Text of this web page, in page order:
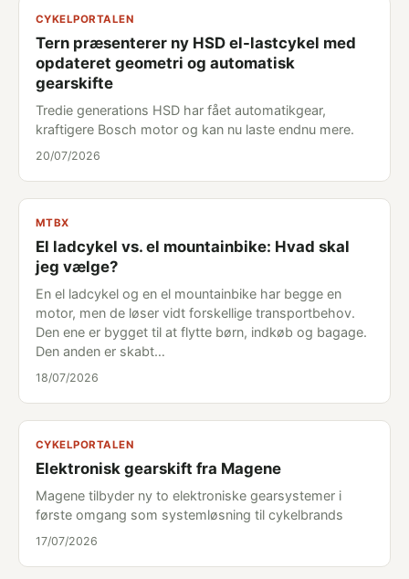
CYKELPORTALEN
Tern præsenterer ny HSD el-lastcykel med
opdateret geometri og automatisk
gearskifte
Tredie generations HSD har fået automatikgear,
kraftigere Bosch motor og kan nu laste endnu mere.
20/07/2026
MTBX
El ladcykel vs. el mountainbike: Hvad skal
jeg vælge?
En el ladcykel og en el mountainbike har begge en
motor, men de løser vidt forskellige transportbehov.
Den ene er bygget til at flytte børn, indkøb og bagage.
Den anden er skabt…
18/07/2026
CYKELPORTALEN
Elektronisk gearskift fra Magene
Magene tilbyder ny to elektroniske gearsystemer i
første omgang som systemløsning til cykelbrands
17/07/2026